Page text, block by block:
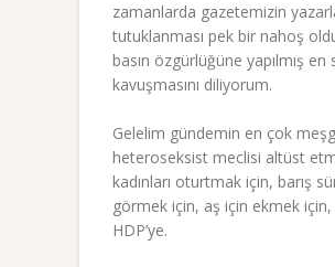
zamanlarda gazetemizin
tutuklanması pek bir nahoş
basın özgürlüğüne yapılmış
kavuşmasını diliyorum.
Gelelim gündemin en çok
heteroseksist meclisi altüst
kadınları oturtmak için, barış
görmek için, aş için ekmek
HDP’ye.